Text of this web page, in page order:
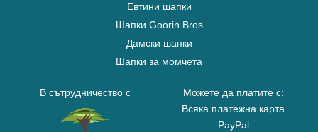
Евтини шапки
Шапки Goorin Bros
Дамски шапки
Шапки за момчета
В сътрудничество с
Можете да платите с:
Всяка платежна карта
PayPal